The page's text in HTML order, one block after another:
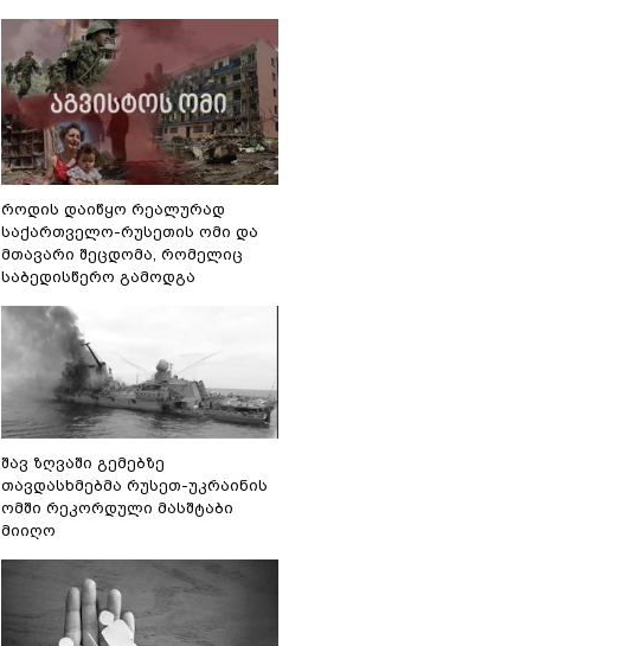
როდის დაიწყო რეალურად
საქართველო-რუსეთის ომი და
მთავარი შეცდომა, რომელიც
საბედისწერო გამოდგა
შავ ზღვაში გემებზე
თავდასხმებმა რუსეთ-უკრაინის
ომში რეკორდული მასშტაბი
მიიღო